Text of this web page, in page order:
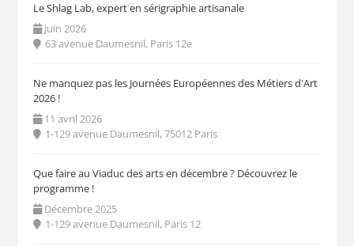
Le Shlag Lab, expert en sérigraphie artisanale
Juin 2026
63 avenue Daumesnil, Paris 12e
Ne manquez pas les Journées Européennes des Métiers d'Art
2026 !
11 avril 2026
1-129 avenue Daumesnil, 75012 Paris
Que faire au Viaduc des arts en décembre ? Découvrez le
programme !
Décembre 2025
1-129 avenue Daumesnil, Paris 12